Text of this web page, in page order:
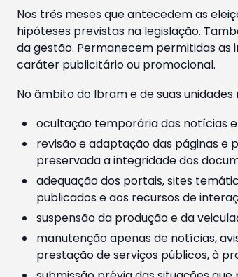
Nos três meses que antecedem as
hipóteses previstas na legislação.
da gestão. Permanecem permitidas
caráter publicitário ou promocional.
No âmbito do Ibram e de suas
ocultação temporária das notícias
revisão e adaptação das páginas e
preservada a integridade dos
adequação dos portais, sites
publicados e aos recursos de
suspensão da produção e da
manutenção apenas de notícias,
prestação de serviços públicos, à